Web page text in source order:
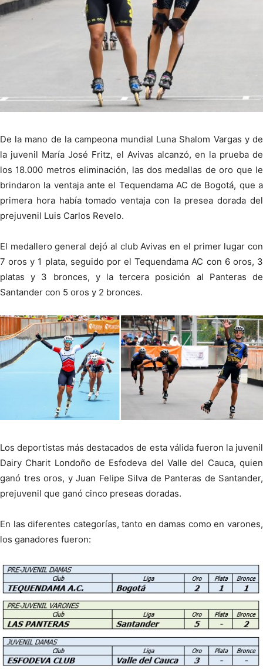
De la mano de la campeona mundial Luna Shalom Vargas y de
la juvenil María José Fritz, el Avivas alcanzó, en la prueba de
los 18.000 metros eliminación, las dos medallas de oro que le
brindaron la ventaja ante el Tequendama AC de Bogotá, que a
primera hora había tomado ventaja con la presea dorada del
prejuvenil Luis Carlos Revelo.
El medallero general dejó al club Avivas en el primer lugar con
7 oros y 1 plata, seguido por el Tequendama AC con 6 oros, 3
platas y 3 bronces, y la tercera posición al Panteras de
Santander con 5 oros y 2 bronces.
Los deportistas más destacados de esta válida fueron la juvenil
Dairy Charit Londoño de Esfodeva del Valle del Cauca, quien
ganó tres oros, y Juan Felipe Silva de Panteras de Santander,
prejuvenil que ganó cinco preseas doradas.
En las diferentes categorías, tanto en damas como en varones,
los ganadores fueron: